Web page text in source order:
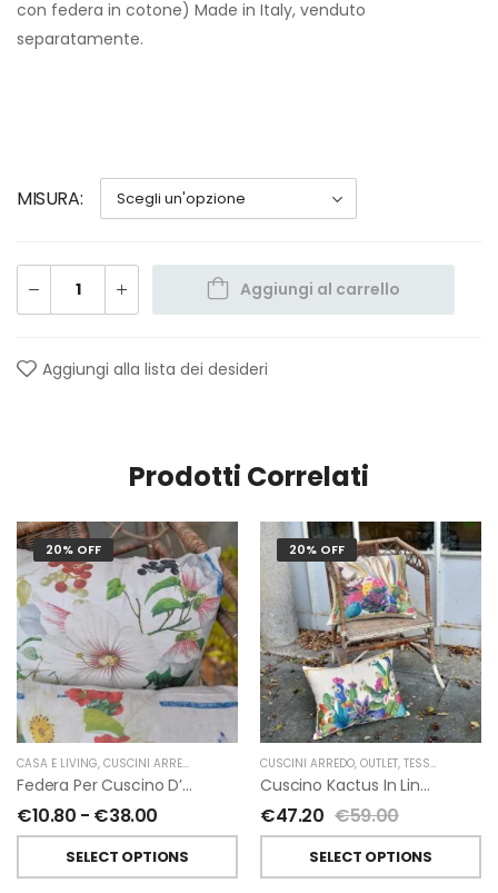
con federa in cotone) Made in Italy, venduto
separatamente.
MISURA
Aggiungi al carrello
Aggiungi alla lista dei desideri
Prodotti Correlati
20% OFF
CASA E LIVING, CUSCINI ARREDO NUOVI ARRIVI,TESSITURA TOSCANA TELERIE
Federa Per Cuscino D’arredo Ibisco In Lino Di Tessitura Toscana Telerie
€10.80 - €38.00
SELECT OPTIONS
20% OFF
CUSCINI ARREDO, OUTLET, TESSITURA TOSCANA TELERIE
Cuscino Kactus In Lino Di Tessitura Toscana Telerie
€47.20 €59.00
SELECT OPTIONS